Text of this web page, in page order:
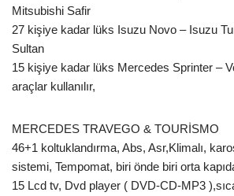
Mitsubishi Safir
27 kişiye kadar lüks Isuzu Novo – Isuzu
Sultan
15 kişiye kadar lüks Mercedes Sprinter –
araçlar kullanılır,
MERCEDES TRAVEGO & TOURİSMO
46+1 koltuklandırma, Abs, Asr,Klimalı,
sistemi, Tempomat, biri önde biri orta
15 Lcd tv, Dvd player ( DVD-CD-MP3